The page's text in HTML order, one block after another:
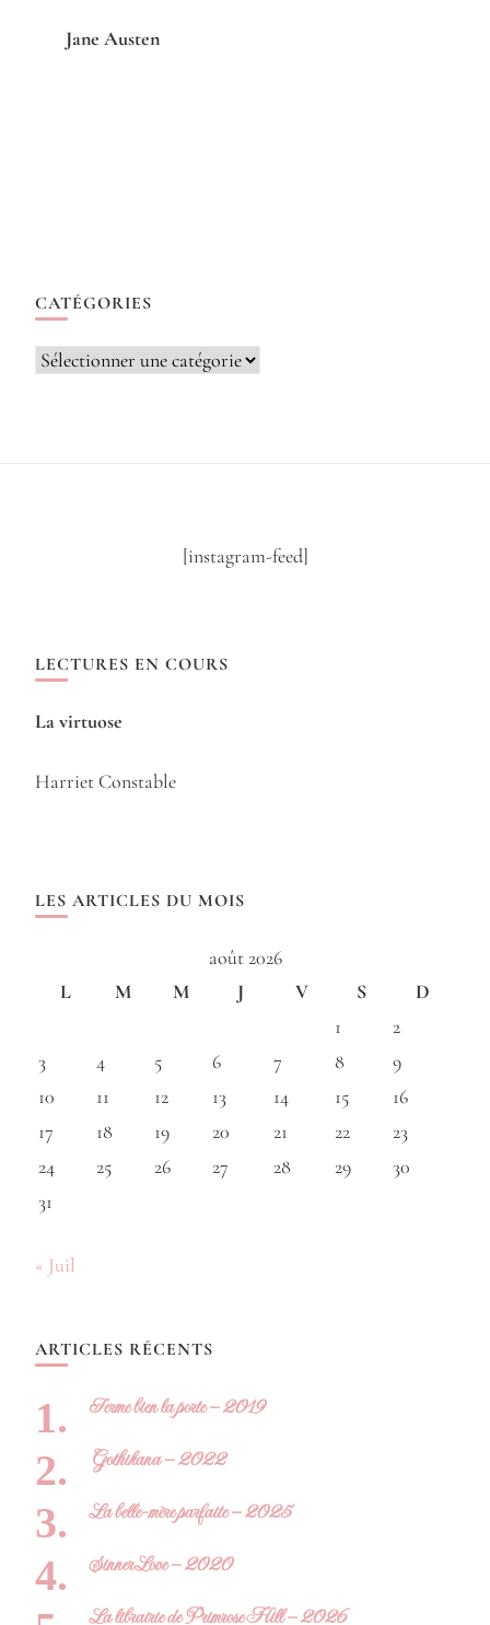
Jane Austen
CATÉGORIES
Catégories
[instagram-feed]
LECTURES EN COURS
La virtuose
Harriet Constable
LES ARTICLES DU MOIS
août 2026
L
M M J V S
D
1
2
3
4 5 6 7 8
9
10
11 12 13 14 15
16
17
18 19 20 21 22
23
24
25 26 27 28 29
30
31
« Juil
ARTICLES RÉCENTS
Ferme bien la porte – 2019
Gothikana – 2022
La belle-mère parfaite – 2025
Sinner Love – 2020
La librairie de Primrose Hill – 2026